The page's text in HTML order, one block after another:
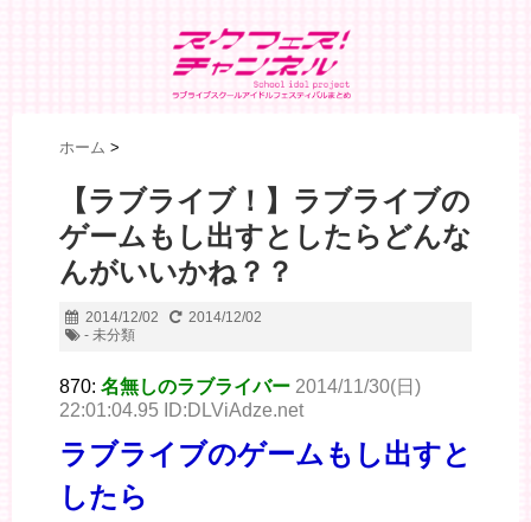
ホーム >
【ラブライブ！】ラブライブの
ゲームもし出すとしたらどんな
んがいいかね？？
2014/12/02
2014/12/02
- 未分類
870: 名無しのラブライバー 2014/11/30(日)
22:01:04.95 ID:DLViAdze.net
ラブライブのゲームもし出すと
したら